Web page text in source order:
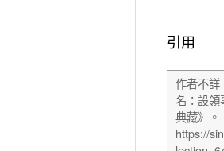
引用